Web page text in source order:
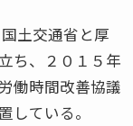
土交通省と厚
ち、２０１５年
働時間改善協議
している。